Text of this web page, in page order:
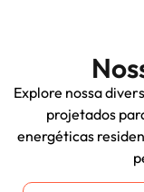
Explore nossa
projetados
energéticas